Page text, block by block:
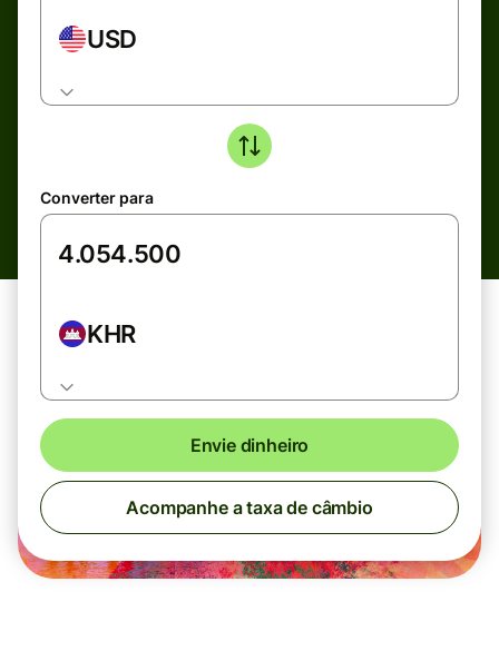
USD
Converter para
KHR
Envie dinheiro
Acompanhe a taxa de câmbio